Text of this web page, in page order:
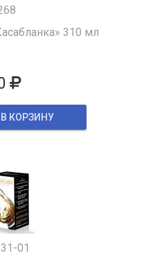
310 мл
КОРЗИНУ
01